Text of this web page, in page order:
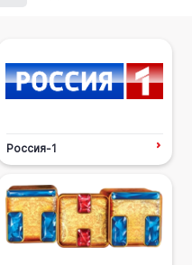
Россия-1